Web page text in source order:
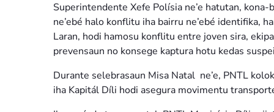
Superintendente Xefe Polísia ne’e hatutan,
ne’ebé halo konflitu iha bairru ne’ebé identifika,
Laran, hodi hamosu konflitu entre joven sira,
prevensaun no konsege kaptura hotu kedas
Durante selebrasaun Misa Natal ne’e, PNTL
iha Kapitál Díli hodi asegura movimentu